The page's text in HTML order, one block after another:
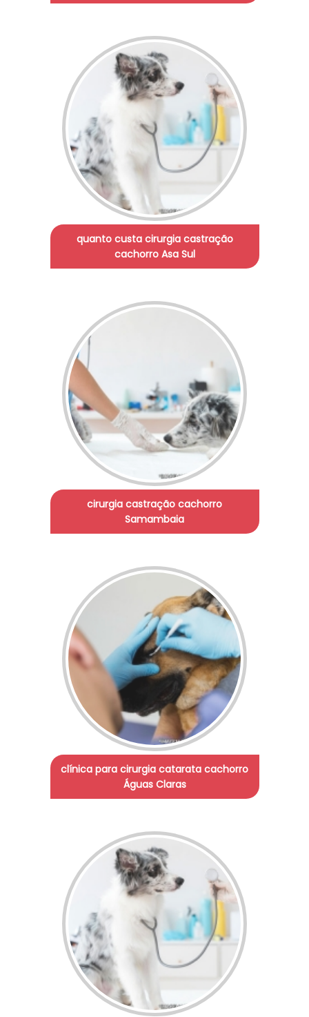
quanto custa cirurgia castração
cachorro Asa Sul
cirurgia castração cachorro
Samambaia
clínica para cirurgia catarata cachorro
Águas Claras